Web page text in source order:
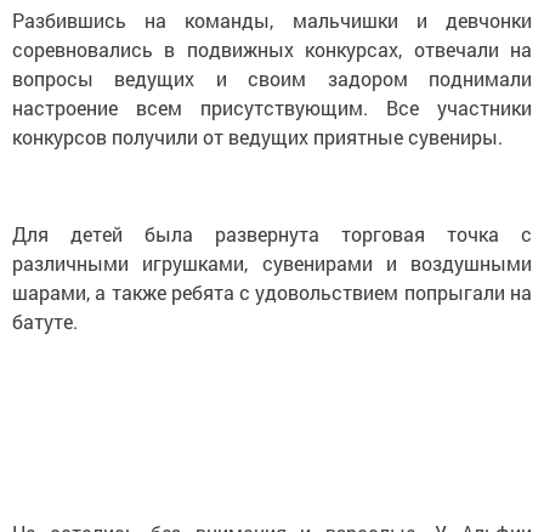
Разбившись на команды, мальчишки и девчонки
соревновались в подвижных конкурсах, отвечали на
вопросы ведущих и своим задором поднимали
настроение всем присутствующим. Все участники
конкурсов получили от ведущих приятные сувениры.
Для детей была развернута торговая точка с
различными игрушками, сувенирами и воздушными
шарами, а также ребята с удовольствием попрыгали на
батуте.